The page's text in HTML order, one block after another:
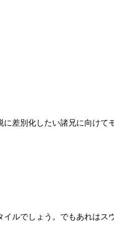
差別化したい諸兄に向けて
ルでしょう。でもあれはス